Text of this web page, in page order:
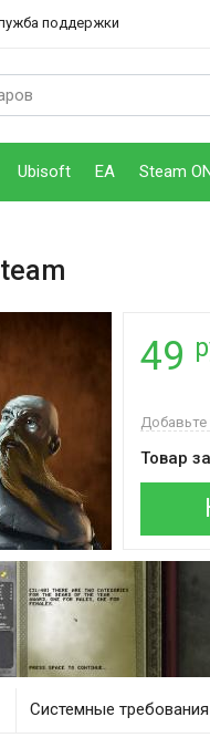
поддержки
Ubisoft EA Steam
49
Добавьте
Товар
Системные требования